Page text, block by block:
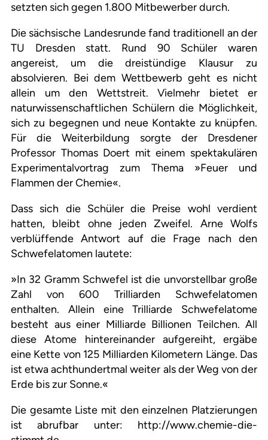
setzten sich gegen 1.800 Mitbewerber durch.
Die sächsische Landesrunde fand traditionell an der
TU Dresden statt. Rund 90 Schüler waren
angereist, um die dreistündige Klausur zu
absolvieren. Bei dem Wettbewerb geht es nicht
allein um den Wettstreit. Vielmehr bietet er
naturwissenschaftlichen Schülern die Möglichkeit,
sich zu begegnen und neue Kontakte zu knüpfen.
Für die Weiterbildung sorgte der Dresdener
Professor Thomas Doert mit einem spektakulären
Experimentalvortrag zum Thema »Feuer und
Flammen der Chemie«.
Dass sich die Schüler die Preise wohl verdient
hatten, bleibt ohne jeden Zweifel. Arne Wolfs
verblüffende Antwort auf die Frage nach den
Schwefelatomen lautete:
»In 32 Gramm Schwefel ist die unvorstellbar große
Zahl von 600 Trilliarden Schwefelatomen
enthalten. Allein eine Trilliarde Schwefelatome
besteht aus einer Milliarde Billionen Teilchen. All
diese Atome hintereinander aufgereiht, ergäbe
eine Kette von 125 Milliarden Kilometern Länge. Das
ist etwa achthundertmal weiter als der Weg von der
Erde bis zur Sonne.«
Die gesamte Liste mit den einzelnen Platzierungen
ist abrufbar unter: http://www.chemie-die-